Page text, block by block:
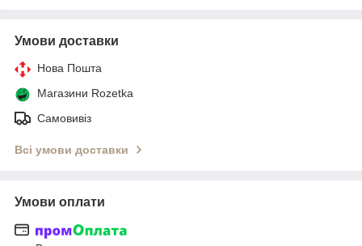
Умови доставки
Нова Пошта
Магазини Rozetka
Самовивіз
Всі умови доставки
Умови оплати